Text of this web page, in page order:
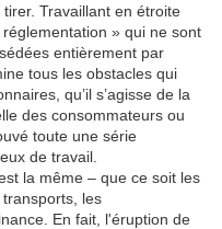
Travaillant en étroite
» qui ne sont
entièrement par
tous les obstacles qui
qu’il s’agisse de la
des consommateurs ou
toute une série
de travail.
la même – que ce soit les
les
En fait, l'éruption de